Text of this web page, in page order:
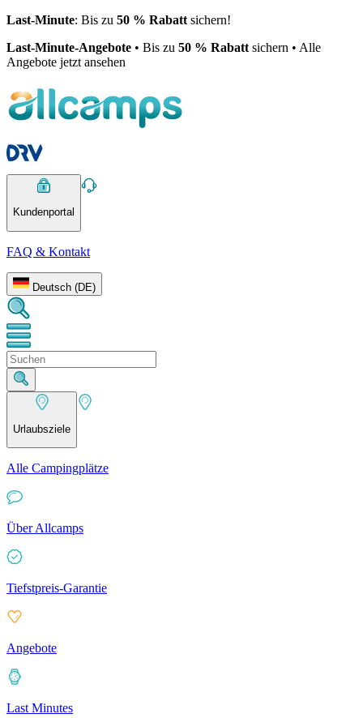
Last-Minute: Bis zu 50 % Rabatt sichern!
Last-Minute-Angebote • Bis zu 50 % Rabatt sichern • Alle
Angebote jetzt ansehen
Kundenportal
FAQ & Kontakt
Deutsch (DE)
Urlaubsziele
Alle Campingplätze
Über Allcamps
Tiefstpreis-Garantie
Angebote
Last Minutes